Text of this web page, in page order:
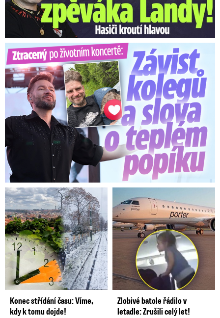
Ztracený po životním koncertě: Závist kolegů a teplý popík
Konec střídání času: Víme,
kdy k tomu dojde!
Zlobivé batole řádilo v
letadle: Zrušili celý let!